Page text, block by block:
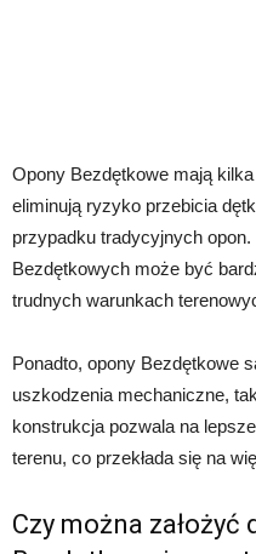
Opony Bezdętkowe mają
eliminują ryzyko przebicia
przypadku tradycyjnych
Bezdętkowych może być
trudnych warunkach
Ponadto, opony Bezdętkowe
uszkodzenia mechaniczne,
konstrukcja pozwala na
terenu, co przekłada się na
Czy można